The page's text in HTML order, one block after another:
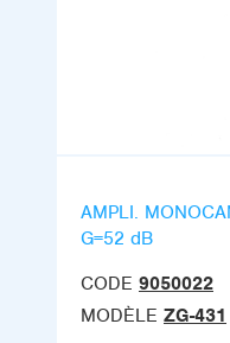
AMPLI.
G=52 dB
CODE 9050022
MODÈLE ZG-431